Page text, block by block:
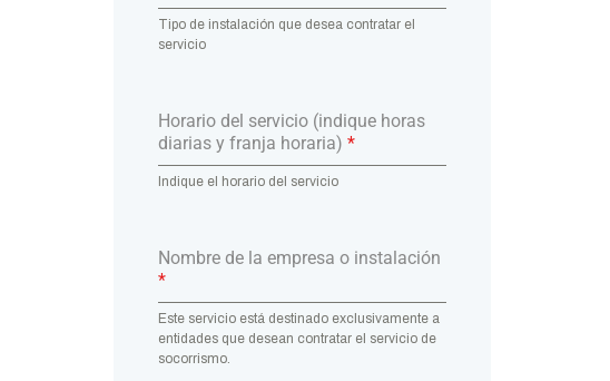
Tipo de instalación que desea contratar el
servicio
Horario del servicio (indique horas
diarias y franja horaria) *
Indique el horario del servicio
Nombre de la empresa o instalación
*
Este servicio está destinado exclusivamente a
entidades que desean contratar el servicio de
socorrismo.